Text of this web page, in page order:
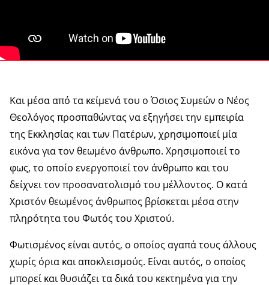
Και μέσα από τα κείμενά του ο Όσιος Συμεών ο Νέος
Θεολόγος προσπαθώντας να εξηγήσει την εμπειρία
της Εκκλησίας και των Πατέρων, χρησιμοποιεί μία
εικόνα για τον θεωμένο άνθρωπο. Χρησιμοποιεί το
φως, το οποίο ενεργοποιεί τον άνθρωπο και του
δείχνει τον προσανατολισμό του μέλλοντος. Ο κατά
Χριστόν θεωμένος άνθρωπος βρίσκεται μέσα στην
πληρότητα του Φωτός του Χριστού.
Φωτισμένος είναι αυτός, ο οποίος αγαπά τους άλλους
χωρίς όρια και αποκλεισμούς. Είναι αυτός, ο οποίος
μπορεί και θυσιάζει τα δικά του κεκτημένα για την